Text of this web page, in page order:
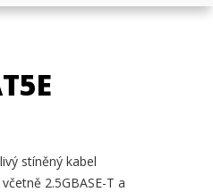
stíněný kabel
2.5GBASE-T a